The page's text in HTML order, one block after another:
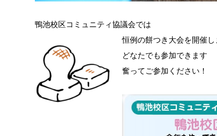
鴨池校区コミュニティ協議会では
恒例の餅つき大会を開催し
どなたでも参加できます
奮ってご参加ください！